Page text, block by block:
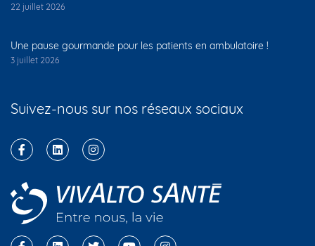
22 juillet 2026
Une pause gourmande pour les patients en ambulatoire !
3 juillet 2026
Suivez-nous sur nos réseaux sociaux